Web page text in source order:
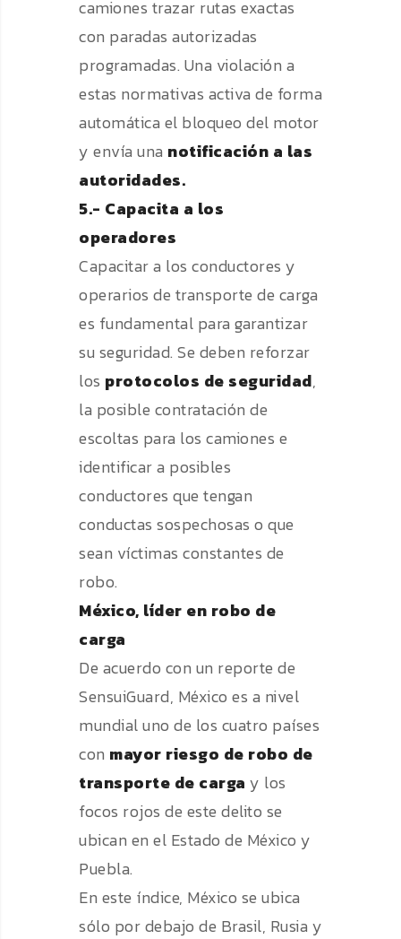
camiones trazar rutas exactas
con paradas autorizadas
programadas. Una violación a
estas normativas activa de forma
automática el bloqueo del motor
y envía una notificación a las
autoridades.
5.- Capacita a los
operadores
Capacitar a los conductores y
operarios de transporte de carga
es fundamental para garantizar
su seguridad. Se deben reforzar
los protocolos de seguridad,
la posible contratación de
escoltas para los camiones e
identificar a posibles
conductores que tengan
conductas sospechosas o que
sean víctimas constantes de
robo.
México, líder en robo de
carga
De acuerdo con un reporte de
SensuiGuard, México es a nivel
mundial uno de los cuatro países
con mayor riesgo de robo de
transporte de carga y los
focos rojos de este delito se
ubican en el Estado de México y
Puebla.
En este índice, México se ubica
sólo por debajo de Brasil, Rusia y